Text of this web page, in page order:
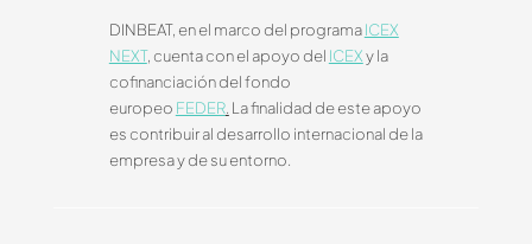
DINBEAT, en el marco del programaICEX
NEXT, cuenta con el apoyo del ICEXy la
cofinanciación del fondo
europeo FEDER. La finalidad de este apoyo
es contribuir al desarrollo internacional de la
empresa y de su entorno.